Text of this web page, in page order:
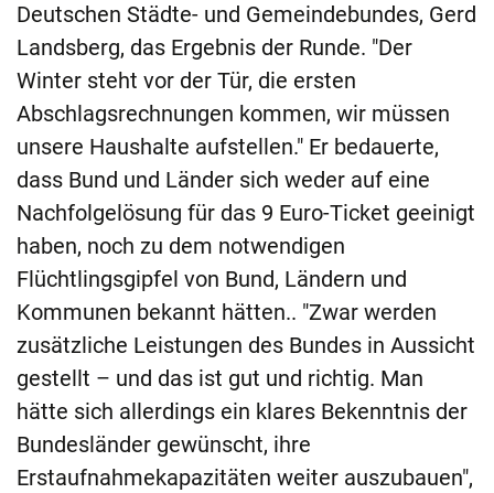
Deutschen Städte- und Gemeindebundes, Gerd
Landsberg, das Ergebnis der Runde. "Der
Winter steht vor der Tür, die ersten
Abschlagsrechnungen kommen, wir müssen
unsere Haushalte aufstellen." Er bedauerte,
dass Bund und Länder sich weder auf eine
Nachfolgelösung für das 9 Euro-Ticket geeinigt
haben, noch zu dem notwendigen
Flüchtlingsgipfel von Bund, Ländern und
Kommunen bekannt hätten.. "Zwar werden
zusätzliche Leistungen des Bundes in Aussicht
gestellt – und das ist gut und richtig. Man
hätte sich allerdings ein klares Bekenntnis der
Bundesländer gewünscht, ihre
Erstaufnahmekapazitäten weiter auszubauen",